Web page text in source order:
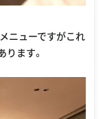
ニューですがこれ
ます。